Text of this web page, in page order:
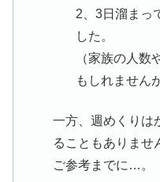
2、3日溜まっ
した。
（家族の人数
もしれません
一方、週めくりは
ることもありませ
ご参考までに…。